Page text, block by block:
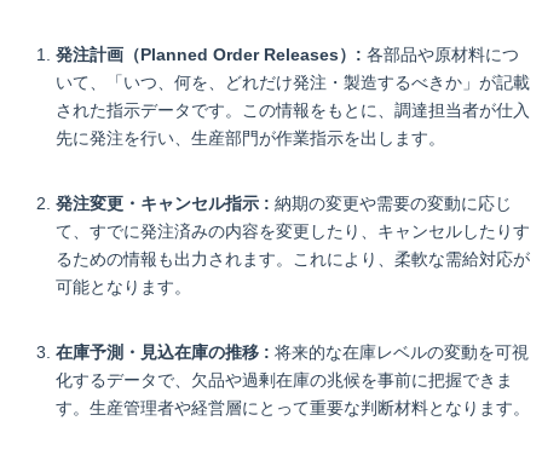
発注計画（Planned Order Releases）: 各部品や原材料につ
いて、「いつ、何を、どれだけ発注・製造するべきか」が記載
された指示データです。この情報をもとに、調達担当者が仕入
先に発注を行い、生産部門が作業指示を出します。
発注変更・キャンセル指示 : 納期の変更や需要の変動に応じ
て、すでに発注済みの内容を変更したり、キャンセルしたりす
るための情報も出力されます。これにより、柔軟な需給対応が
可能となります。
在庫予測・見込在庫の推移 : 将来的な在庫レベルの変動を可視
化するデータで、欠品や過剰在庫の兆候を事前に把握できま
す。生産管理者や経営層にとって重要な判断材料となります。